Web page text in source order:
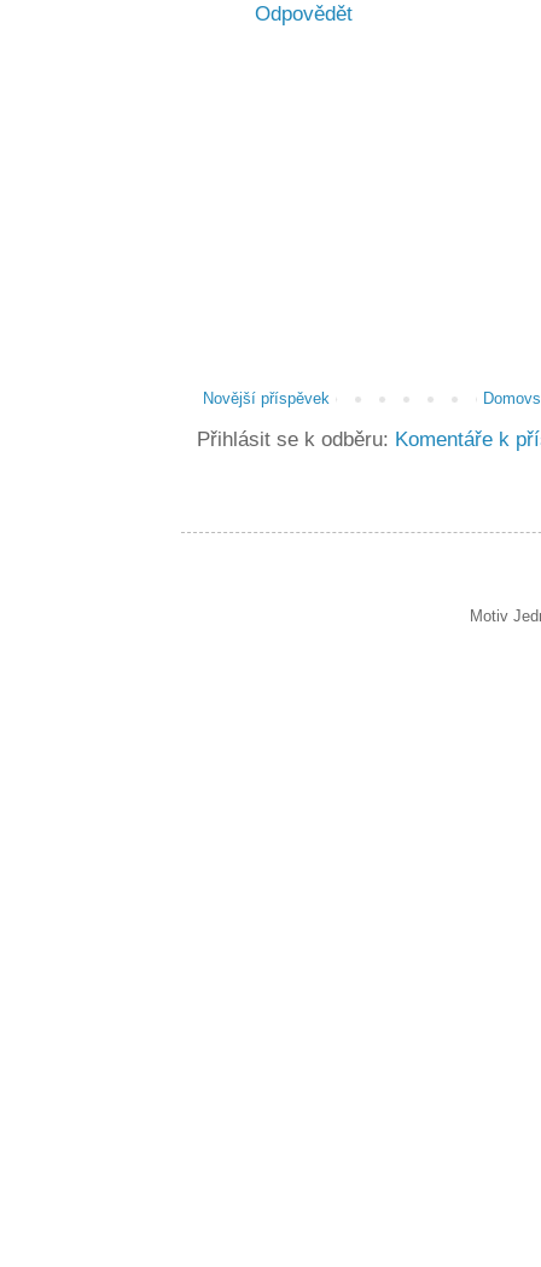
Odpovědět
Novější příspěvek
Přihlásit se k odběru: Komentáře k
Motiv